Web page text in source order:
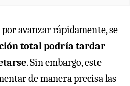
avanzar rápidamente, se
total podría tardar
. Sin embargo, este
de manera precisa las